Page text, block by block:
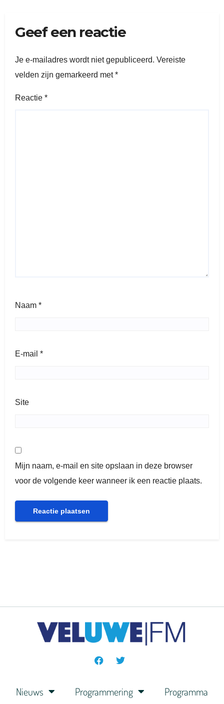
Geef een reactie
Je e-mailadres wordt niet gepubliceerd. Vereiste
velden zijn gemarkeerd met*
Reactie *
Naam *
E-mail *
Site
Mijn naam, e-mail en site opslaan in deze browser
voor de volgende keer wanneer ik een reactie plaats.
Nieuws Programmering Programma